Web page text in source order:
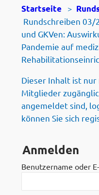
Startseite>
Rundschreiben 03/
und GKVen:
Pandemie auf
Dieser Inhalt ist
Mitglieder
angemeldet sind,
können Sie sich
Anmelden
Benutzername oder